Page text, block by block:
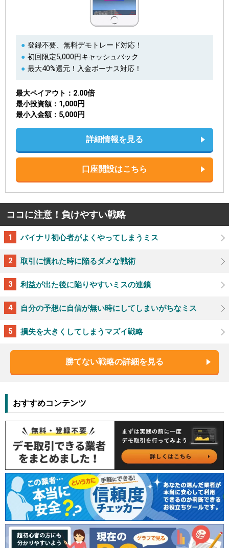
登録不要、無料デモトレード対応！
初回限定5,000円キャッシュバック
最大40%還元！入金ボーナス対応！
最大ペイアウト 2.00倍
最小投資額 1,000円
最小入金額 5,000円
詳細情報を見る
口座開設はこちら
ココに注意！負けやすい戦略
バイナリ初心者がよくやってしまうミス
取引に慣れた時に陥るダメな戦術
利益が出た後に陥りやすいミスの連鎖
自分の予想に自信が無い時にしてしまいがちなミス
損失を大きくしてしまうマズイ戦略
勝てない戦略の詳細を見る
おすすめコンテンツ